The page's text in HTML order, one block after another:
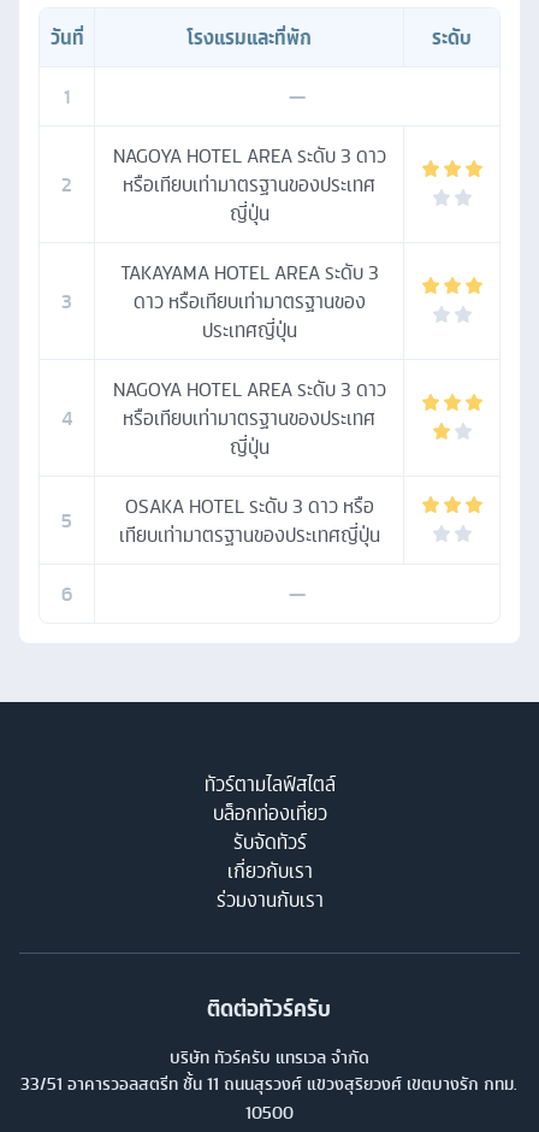
วันที่ โรงแรมและที่พัก
ระดับ
1
—
2
NAGOYA HOTEL AREA ระดับ 3 ดาว
หรือเทียบเท่ามาตรฐานของประเทศ
ญี่ปุ่น
3
TAKAYAMA HOTEL AREA ระดับ 3
ดาว หรือเทียบเท่ามาตรฐานของ
ประเทศญี่ปุ่น
4
NAGOYA HOTEL AREA ระดับ 3 ดาว
หรือเทียบเท่ามาตรฐานของประเทศ
ญี่ปุ่น
5
OSAKA HOTEL ระดับ 3 ดาว หรือ
เทียบเท่ามาตรฐานของประเทศญี่ปุ่น
6
—
ทัวร์ตามไลฟ์สไตล์
บล็อกท่องเที่ยว
รับจัดทัวร์
เกี่ยวกับเรา
ร่วมงานกับเรา
ติดต่อทัวร์ครับ
บริษัท ทัวร์ครับ แทรเวล จำกัด
33/51 อาคารวอลสตรีท ชั้น 11 ถนนสุรวงศ์ แขวงสุริยวงศ์ เขตบางรัก กทม.
10500